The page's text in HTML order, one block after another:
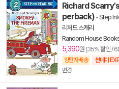
Richard
perback) -Step
리처드 스캐리
Random House
5,390원 (35% 할인 /
양탄자배송 썬데이
변경